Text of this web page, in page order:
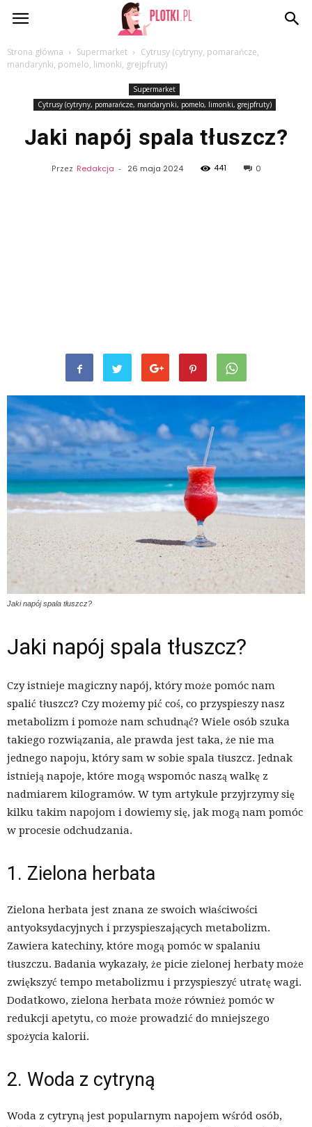
Plotki.pl
Strona główna Supermarket
Cytrusy (cytryny, pomarańcze,
mandarynki, pomelo, limonki, grejpfruty)
Supermarket
Cytrusy (cytryny, pomarańcze, mandarynki, pomelo, limonki, grejpfruty)
Jaki napój spala tłuszcz?
Przez Redakcja - 26 maja 2024 441 0
Jaki napój spala tłuszcz?
Jaki napój spala tłuszcz?
Czy istnieje magiczny napój, który może pomóc nam
spalić tłuszcz? Czy możemy pić coś, co przyspieszy nasz
metabolizm i pomoże nam schudnąć? Wiele osób szuka
takiego rozwiązania, ale prawda jest taka, że nie ma
jednego napoju, który sam w sobie spala tłuszcz. Jednak
istnieją napoje, które mogą wspomóc naszą walkę z
nadmiarem kilogramów. W tym artykule przyjrzymy się
kilku takim napojom i dowiemy się, jak mogą nam pomóc
w procesie odchudzania.
1. Zielona herbata
Zielona herbata jest znana ze swoich właściwości
antyoksydacyjnych i przyspieszających metabolizm.
Zawiera katechiny, które mogą pomóc w spalaniu
tłuszczu. Badania wykazały, że picie zielonej herbaty może
zwiększyć tempo metabolizmu i przyspieszyć utratę wagi.
Dodatkowo, zielona herbata może również pomóc w
redukcji apetytu, co może prowadzić do mniejszego
spożycia kalorii.
2. Woda z cytryną
Woda z cytryną jest popularnym napojem wśród osób,